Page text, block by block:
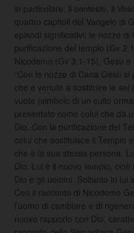
in particolare, il contesto, il
quattro capitoli del Vangelo di
episodi significativi: le nozze di
purificazione del tempio (Gv
Nicodemo (Gv 3,1-15), Gesù e
“Con le nozze di Cana Gesù
che è venuto a sostituire le
vuote (simbolo di un culto
presentato come colui che dà
Dio. Con la purificazione del
colui che sostituisce il Tempio
che è la sua stessa persona.
Dio. Lui è il nuovo tempio,
Dio e gli uomini. Soltanto in lui
Con il racconto di Nicodemo
l’uomo di cambiare e di
nuovo rapporto con Dio,